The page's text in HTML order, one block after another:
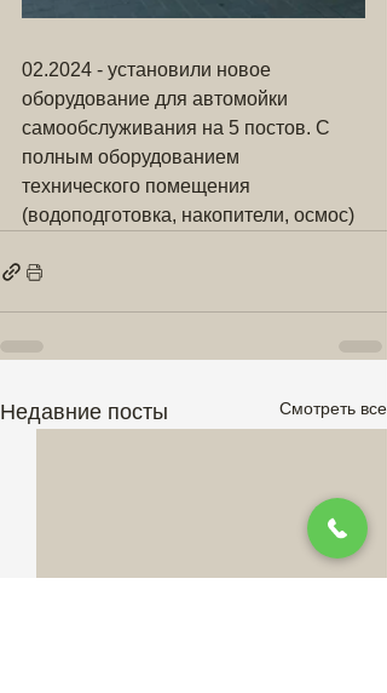
02.2024 - установили новое
оборудование для автомойки
самообслуживания на 5 постов. С
полным оборудованием
технического помещения
(водоподготовка, накопители, осмос)
Недавние посты Смотреть все